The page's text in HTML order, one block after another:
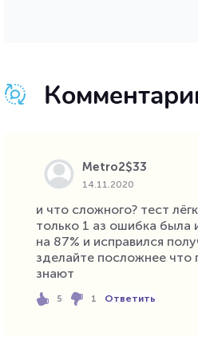
Metro2$33
14.11.2020
и что сложного? тест
только 1 аз ошибка была
на 87% и исправился
зделайте посложнее что
знают
5 1 Ответить